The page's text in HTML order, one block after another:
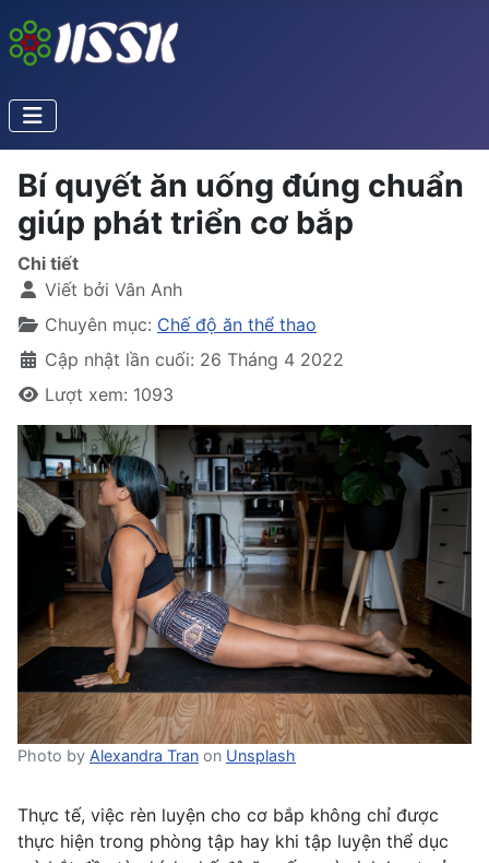
Bí quyết ăn uống đúng chuẩn
giúp phát triển cơ bắp
Chi tiết
Viết bởi Vân Anh
Chuyên mục: Chế độ ăn thể thao
Cập nhật lần cuối: 26 Tháng 4 2022
Lượt xem: 1093
Photo by Alexandra Tran on Unsplash
Thực tế, việc rèn luyện cho cơ bắp không chỉ được
thực hiện trong phòng tập hay khi tập luyện thể dục